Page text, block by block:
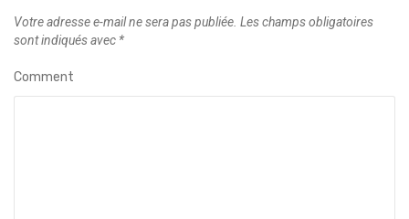
Votre adresse e-mail ne sera pas publiée. Les champs obligatoires
sont indiqués avec *
Comment